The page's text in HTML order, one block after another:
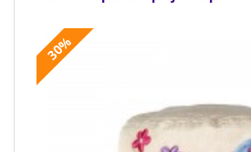
30%